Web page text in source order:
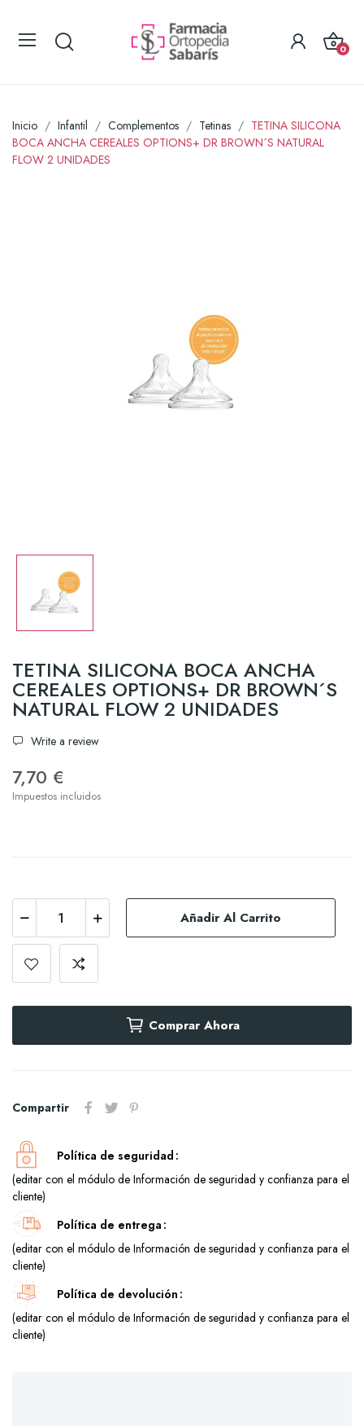
0
Inicio Infantil Complementos Tetinas
TETINA SILICONA
BOCA ANCHA CEREALES OPTIONS+ DR BROWN´S NATURAL
FLOW 2 UNIDADES
TETINA SILICONA BOCA ANCHA
CEREALES OPTIONS+ DR BROWN´S
NATURAL FLOW 2 UNIDADES
Write a review
7,70 €
Impuestos incluidos
Añadir Al Carrito
Comprar Ahora
Compartir
Política de seguridad
(editar con el módulo de Información de seguridad y confianza para el
cliente)
Política de entrega
(editar con el módulo de Información de seguridad y confianza para el
cliente)
Política de devolución
(editar con el módulo de Información de seguridad y confianza para el
cliente)